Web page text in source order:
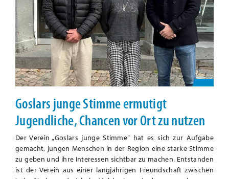
Goslars junge Stimme ermutigt
Jugendliche, Chancen vor Ort zu nutzen
Der Verein „Goslars junge Stimme“ hat es sich zur Aufgabe
gemacht, jungen Menschen in der Region eine starke Stimme
zu geben und ihre Interessen sichtbar zu machen. Entstanden
ist der Verein aus einer langjährigen Freundschaft zwischen